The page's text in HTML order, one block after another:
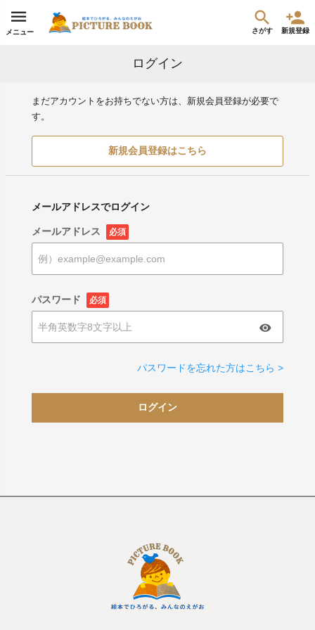
メニュー さがす 新規登録
ログイン
まだアカウントをお持ちでない方は、新規会員登録が必要で
す。
新規会員登録はこちら
メールアドレスでログイン
メールアドレス 必須
パスワード 必須
パスワードを忘れた方はこちら >
ログイン